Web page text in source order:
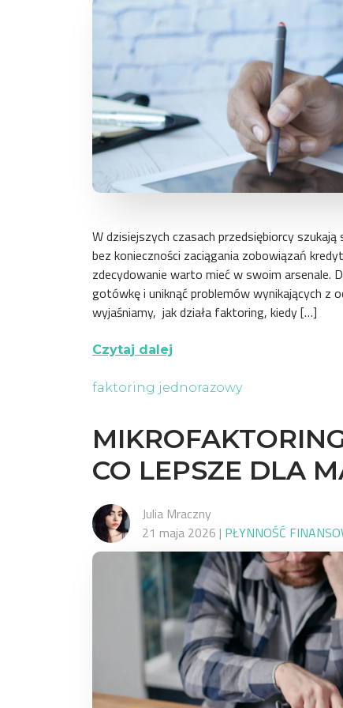
W dzisiejszych czasach przedsiębiorcy
bez konieczności zaciągania zobowiązań
zdecydowanie warto mieć w swoim arsenale.
gotówkę i uniknąć problemów wynikających z
wyjaśniamy, jak działa faktoring, kiedy […]
Czytaj dalej
faktoring jednorazowy
CO LEPSZE DLA
Julia Mraczny
21 maja 2026 | PŁYNNOŚĆ